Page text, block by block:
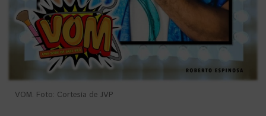
VOM. Foto: Cortesía de JVP